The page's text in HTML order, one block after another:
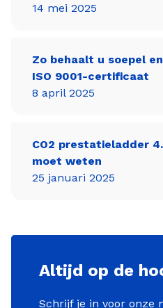
14 mei 2025
Zo behaalt u soepel
ISO 9001-certificaat
8 april 2025
CO2 prestatieladder
moet weten
25 januari 2025
Altijd op de
Schrijf je in voor onze